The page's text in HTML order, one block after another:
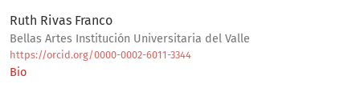
Ruth Rivas Franco
Bellas Artes Institución Universitaria del Valle
https://orcid.org/0000-0002-6011-3344
Bio